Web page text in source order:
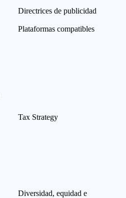
Directrices de publicidad
Plataformas compatibles
Tax Strategy
Diversidad, equidad e